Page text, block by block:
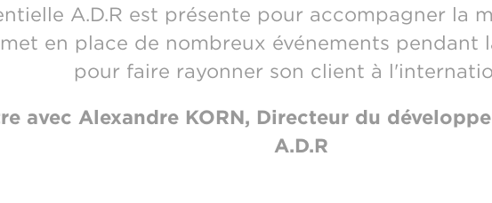
A.D.R est présente pour accompagner la
en place de nombreux événements pendant
pour faire rayonner son client à
avec Alexandre KORN, Directeur du
A.D.R